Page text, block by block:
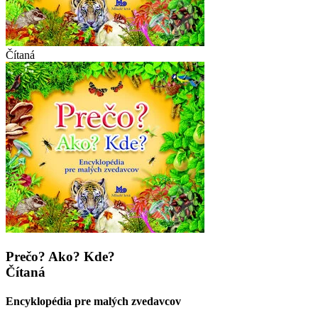
Čítaná
Prečo? Ako? Kde?
Čítaná
Encyklopédia pre malých zvedavcov